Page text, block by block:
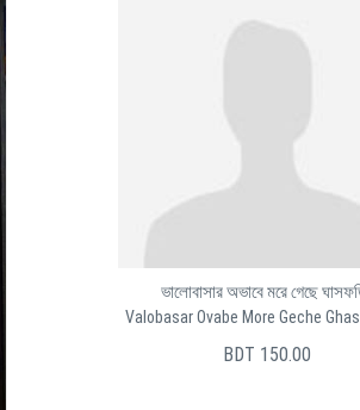
ভালোবাসার অভাবে মরে গেছে
Valobasar Ovabe More Geche
BDT 150.00